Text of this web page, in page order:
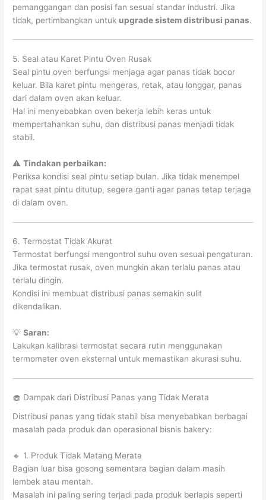
pemanggangan dan posisi fan sesuai standar industri. Jika
tidak, pertimbangkan untuk upgrade sistem distribusi panas.
5. Seal atau Karet Pintu Oven Rusak
Seal pintu oven berfungsi menjaga agar panas tidak bocor
keluar. Bila karet pintu mengeras, retak, atau longgar, panas
dari dalam oven akan keluar.
Hal ini menyebabkan oven bekerja lebih keras untuk
mempertahankan suhu, dan distribusi panas menjadi tidak
stabil.
⚠️Tindakan perbaikan:
Periksa kondisi seal pintu setiap bulan. Jika tidak menempel
rapat saat pintu ditutup, segera ganti agar panas tetap terjaga
di dalam oven.
6. Termostat Tidak Akurat
Termostat berfungsi mengontrol suhu oven sesuai pengaturan.
Jika termostat rusak, oven mungkin akan terlalu panas atau
terlalu dingin.
Kondisi ini membuat distribusi panas semakin sulit
dikendalikan.
💡Saran:
Lakukan kalibrasi termostat secara rutin menggunakan
termometer oven eksternal untuk memastikan akurasi suhu.
🧁 Dampak dari Distribusi Panas yang Tidak Merata
Distribusi panas yang tidak stabil bisa menyebabkan berbagai
masalah pada produk dan operasional bisnis bakery:
🔸 1. Produk Tidak Matang Merata
Bagian luar bisa gosong sementara bagian dalam masih
lembek atau mentah.
Masalah ini paling sering terjadi pada produk berlapis seperti